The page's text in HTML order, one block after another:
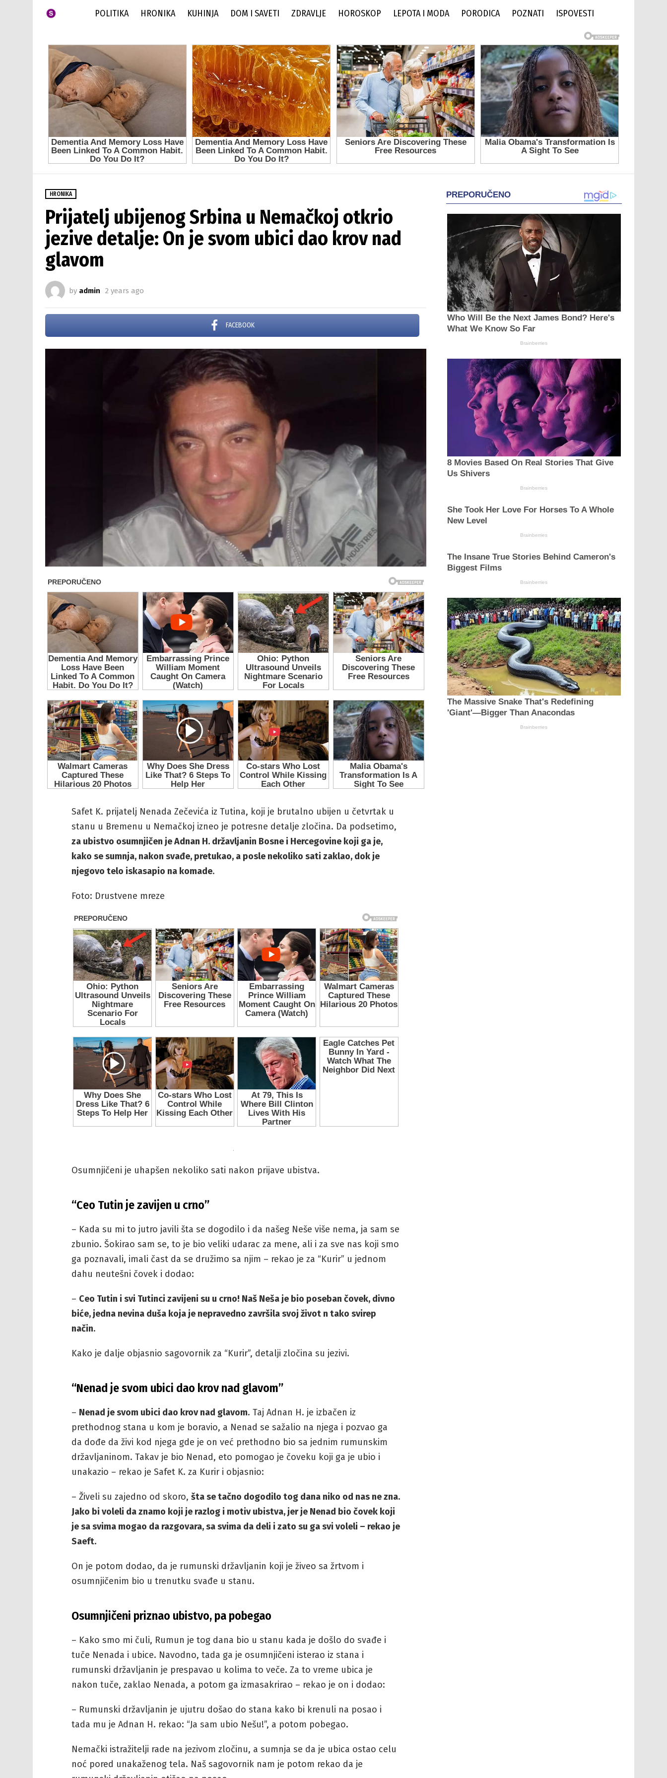
POLITIKA HRONIKA KUHINJA DOM I SAVETI ZDRAVLJE HOROSKOP LEPOTA I MODA PORODICA POZNATI ISPOVESTI
HRONIKA
Prijatelj ubijenog Srbina u Nemačkoj otkrio
jezive detalje: On je svom ubici dao krov nad
glavom
by admin 2 years ago
FACEBOOK
Safet K. prijatelj Nenada Zečevića iz Tutina, koji je brutalno ubijen u četvrtak u
stanu u Bremenu u Nemačkoj izneo je potresne detalje zločina. Da podsetimo,
za ubistvo osumnjičen je Adnan H. državljanin Bosne i Hercegovine koji ga je,
kako se sumnja, nakon svađe, pretukao, a posle nekoliko sati zaklao, dok je
njegovo telo iskasapio na komade.
Foto: Drustvene mreze
.
Osumnjičeni je uhapšen nekoliko sati nakon prijave ubistva.
“Ceo Tutin je zavijen u crno”
– Kada su mi to jutro javili šta se dogodilo i da našeg Neše više nema, ja sam se
zbunio. Šokirao sam se, to je bio veliki udarac za mene, ali i za sve nas koji smo
ga poznavali, imali čast da se družimo sa njim – rekao je za “Kurir” u jednom
dahu neutešni čovek i dodao:
– Ceo Tutin i svi Tutinci zavijeni su u crno! Naš Neša je bio poseban čovek, divno
biće, jedna nevina duša koja je nepravedno završila svoj život n tako svirep
način.
Kako je dalje objasnio sagovornik za “Kurir”, detalji zločina su jezivi.
“Nenad je svom ubici dao krov nad glavom”
– Nenad je svom ubici dao krov nad glavom. Taj Adnan H. je izbačen iz
prethodnog stana u kom je boravio, a Nenad se sažalio na njega i pozvao ga
da dođe da živi kod njega gde je on već prethodno bio sa jednim rumunskim
državljaninom. Takav je bio Nenad, eto pomogao je čoveku koji ga je ubio i
unakazio – rekao je Safet K. za Kurir i objasnio:
– Živeli su zajedno od skoro, šta se tačno dogodilo tog dana niko od nas ne zna.
Jako bi voleli da znamo koji je razlog i motiv ubistva, jer je Nenad bio čovek koji
je sa svima mogao da razgovara, sa svima da deli i zato su ga svi voleli – rekao je
Saeft.
On je potom dodao, da je rumunski državljanin koji je živeo sa žrtvom i
osumnjičenim bio u trenutku svađe u stanu.
Osumnjičeni priznao ubistvo, pa pobegao
– Kako smo mi čuli, Rumun je tog dana bio u stanu kada je došlo do svađe i
tuče Nenada i ubice. Navodno, tada ga je osumnjičeni isterao iz stana i
rumunski državljanin je prespavao u kolima to veče. Za to vreme ubica je
nakon tuče, zaklao Nenada, a potom ga izmasakrirao – rekao je on i dodao:
– Rumunski državljanin je ujutru došao do stana kako bi krenuli na posao i
tada mu je Adnan H. rekao: “Ja sam ubio Nešu!”, a potom pobegao.
Nemački istražitelji rade na jezivom zločinu, a sumnja se da je ubica ostao celu
noć pored unakaženog tela. Naš sagovornik nam je potom rekao da je